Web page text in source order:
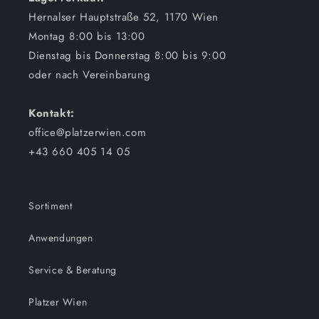
Hernalser Hauptstraße 52, 1170 Wien
Montag 8:00 bis 13:00
Dienstag bis Donnerstag 8:00 bis 9:00
oder nach Vereinbarung
Kontakt:
office@platzerwien.com
+43 660 405 14 05
Sortiment
Anwendungen
Service & Beratung
Platzer Wien